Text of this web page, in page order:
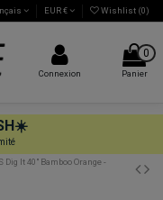
EUR € Wishlist (0)
Connexion
0
Panier
☀️
Dig It 40" Bamboo Orange -